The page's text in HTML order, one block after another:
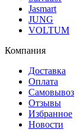
Jasmart
JUNG
VOLTUM
Компания
Доставка
Оплата
Самовывоз
Отзывы
Избранное
Новости